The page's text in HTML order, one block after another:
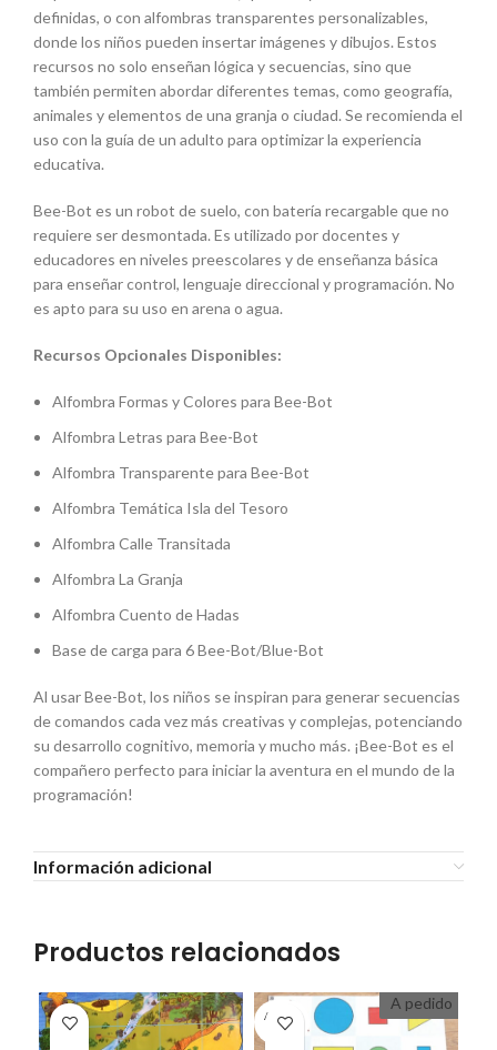
definidas, o con alfombras transparentes personalizables,
donde los niños pueden insertar imágenes y dibujos. Estos
recursos no solo enseñan lógica y secuencias, sino que
también permiten abordar diferentes temas, como geografía,
animales y elementos de una granja o ciudad. Se recomienda el
uso con la guía de un adulto para optimizar la experiencia
educativa.
Bee-Bot es un robot de suelo, con batería recargable que no
requiere ser desmontada. Es utilizado por docentes y
educadores en niveles preescolares y de enseñanza básica
para enseñar control, lenguaje direccional y programación. No
es apto para su uso en arena o agua.
Recursos Opcionales Disponibles:
Alfombra Formas y Colores para Bee-Bot
Alfombra Letras para Bee-Bot
Alfombra Transparente para Bee-Bot
Alfombra Temática Isla del Tesoro
Alfombra Calle Transitada
Alfombra La Granja
Alfombra Cuento de Hadas
Base de carga para 6 Bee-Bot/Blue-Bot
Al usar Bee-Bot, los niños se inspiran para generar secuencias
de comandos cada vez más creativas y complejas, potenciando
su desarrollo cognitivo, memoria y mucho más. ¡Bee-Bot es el
compañero perfecto para iniciar la aventura en el mundo de la
programación!
Información adicional
Productos relacionados
A PEDI
DO
A pedido